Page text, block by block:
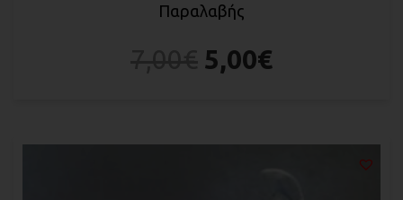
Παραλαβής
5,00€